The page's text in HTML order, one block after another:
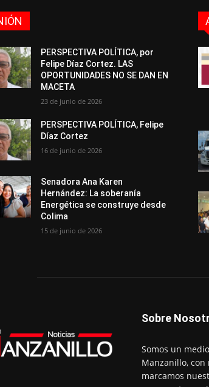
PERSPECTIVA POLÍTICA, por
Felipe Díaz Cortez. LAS
OPORTUNIDADES NO SE DAN EN
MACETA
23 de junio de 2026
PERSPECTIVA POLÍTICA, Felipe
Díaz Cortez
16 de junio de 2026
Senadora Ana Karen
Hernández: La soberanía
Energética se construye desde
Colima
15 de junio de 2026
Sobre
Somos un
Manzanillo, con
marcamos